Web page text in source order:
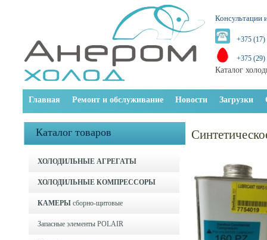
Консультации
+375 (17)
+375 (29)
Каталог
Главная Ремонт и обслуживание Новости Загрузки
Каталог товаров
ХОЛОДИЛЬНЫЕ АГРЕГАТЫ
ХОЛОДИЛЬНЫЕ КОМПРЕССОРЫ
КАМЕРЫ сборно-щитовые
Запасные элементы POLAIR